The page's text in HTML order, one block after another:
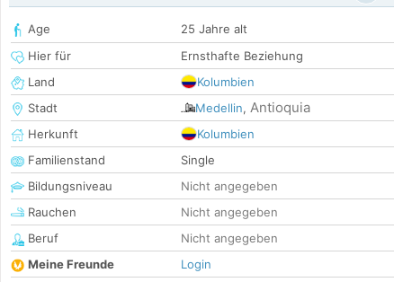
Age
25 Jahre alt
Hier für
Ernsthafte Beziehung
Land
Kolumbien
Stadt
Medellin, Antioquia
Herkunft
Kolumbien
Familienstand
Single
Bildungsniveau
Nicht angegeben
Rauchen
Nicht angegeben
Beruf
Nicht angegeben
Meine Freunde
Login